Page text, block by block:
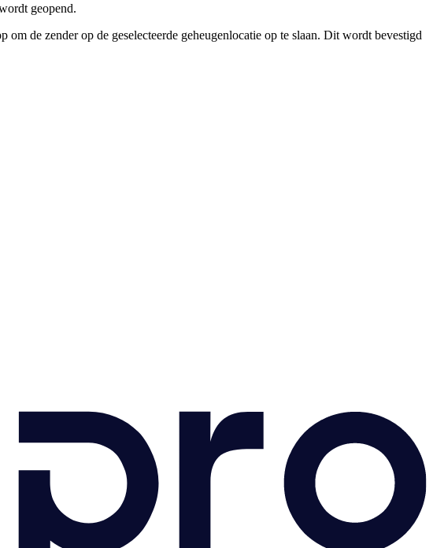
geopend.
om de zender op de geselecteerde geheugenlocatie op te slaan. Dit wordt bevestigd